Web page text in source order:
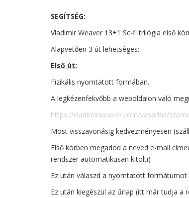
SEGÍTSÉG:
Vladimir Weaver 13+1 Sc-fi trilógia első
Alapvetően 3 út lehetséges:
Első út:
Fizikális nyomtatott formában.
A legkézenfekvőbb a weboldalon való
https://vladimirweaver.com/vasarlas/
Most visszavonásig kedvezményesen
Első körben megadod a neved e-mail
rendszer automatikusan kitölti)
Ez után válaszd a nyomtatott
Ez után kiegészül az űrlap (itt már tudja